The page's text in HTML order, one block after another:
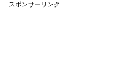
スポンサーリンク